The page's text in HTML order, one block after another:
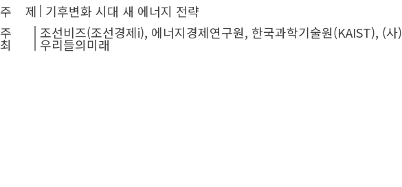
주 제 기후변화 시대 새 에너지 전략
주
최
조선비즈(조선경제i), 에너지경제연구원, 한국과학기술원(KAIST), (사)
우리들의미래